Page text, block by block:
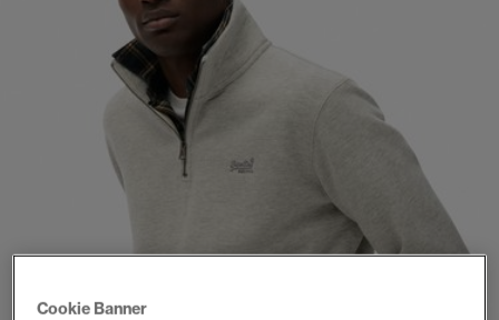
Cookie Banner